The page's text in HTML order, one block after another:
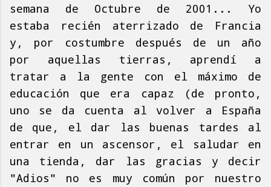
semana de Octubre de 2001... Yo
estaba recién aterrizado de Francia
y, por costumbre después de un año
por aquellas tierras, aprendí a
tratar a la gente con el máximo de
educación que era capaz (de pronto,
uno se da cuenta al volver a España
de que, el dar las buenas tardes al
entrar en un ascensor, el saludar en
una tienda, dar las gracias y decir
"Adios" no es muy común por nuestro